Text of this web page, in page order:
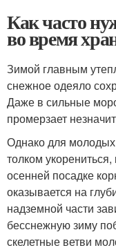
Как часто
во время
Зимой главным
снежное одеяло
Даже в сильные
промерзает
Однако для
толком
осенней посадке
оказывается на
надземной части
бесснежную зиму
скелетные ветви